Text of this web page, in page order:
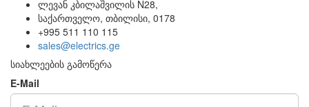
ლევან კბილაშვილის N28,
საქართველო, თბილისი, 0178
+995 511 110 115
sales@electrics.ge
სიახლეების გამოწერა
E-Mail